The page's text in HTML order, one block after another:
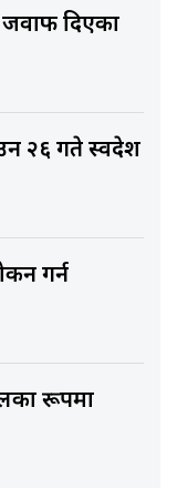
जवाफ दिएका
२६ गते स्वदेश
गर्न
रूपमा